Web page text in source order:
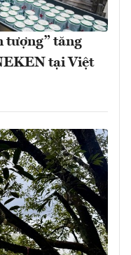
tượng” tăng
tại Việt